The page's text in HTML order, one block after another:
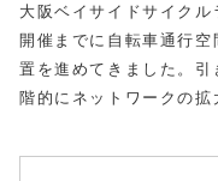
大阪ベイサイドサイク
開催までに自転車通行
置を進めてきました。
階的にネットワークの拡